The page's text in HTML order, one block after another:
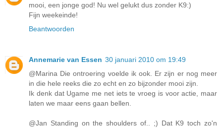
mooi, een jonge god! Nu wel gelukt dus zonder K9:)
Fijn weekeinde!
Beantwoorden
Annemarie van Essen 30 januari 2010 om 19:49
@Marina Die ontroering voelde ik ook. Er zijn er nog meer
in die hele reeks die zo echt en zo bijzonder mooi zijn.
Ik denk dat Ugame me net iets te vroeg is voor actie, maar
laten we maar eens gaan bellen.
@Jan Standing on the shoulders of.. ;) Dat K9 toch zo'n